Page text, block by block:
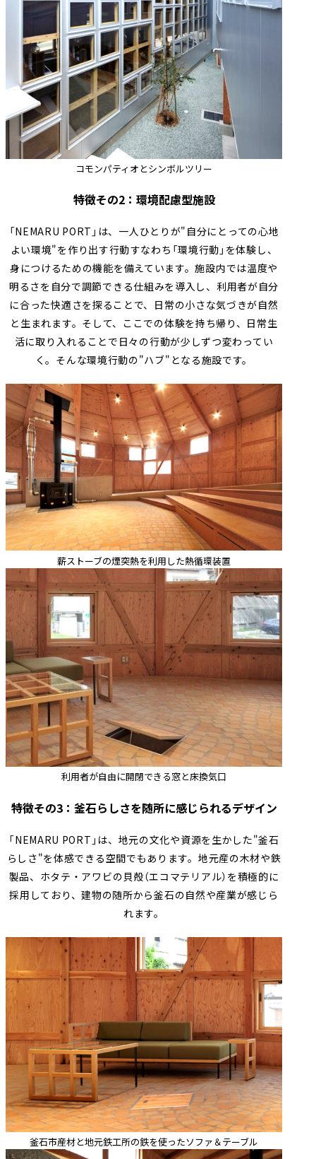
コモンパティオとシンボルツリー
特徴その2：環境配慮型施設
「NEMARU PORT」は、一人ひとりが"自分にとっての心地
よい環境"を作り出す行動――すなわち「環境行動」を体験し、
身につけるための機能を備えています。施設内では温度や
明るさを自分で調節できる仕組みを導入し、利用者が自分
に合った快適さを探ることで、日常の小さな気づきが自然
と生まれます。そして、ここでの体験を持ち帰り、日常生
活に取り入れることで日々の行動が少しずつ変わってい
く。そんな環境行動の"ハブ"となる施設です。
薪ストーブの煙突熱を利用した熱循環装置
利用者が自由に開閉できる窓と床換気口
特徴その3：釜石らしさを随所に感じられるデザイン
「NEMARU PORT」は、地元の文化や資源を生かした"釜石
らしさ"を体感できる空間でもあります。地元産の木材や鉄
製品、ホタテ・アワビの貝殻（エコマテリアル）を積極的に
採用しており、建物の随所から釜石の自然や産業が感じら
れます。
釜石市産材と地元鉄工所の鉄を使ったソファ＆テーブル